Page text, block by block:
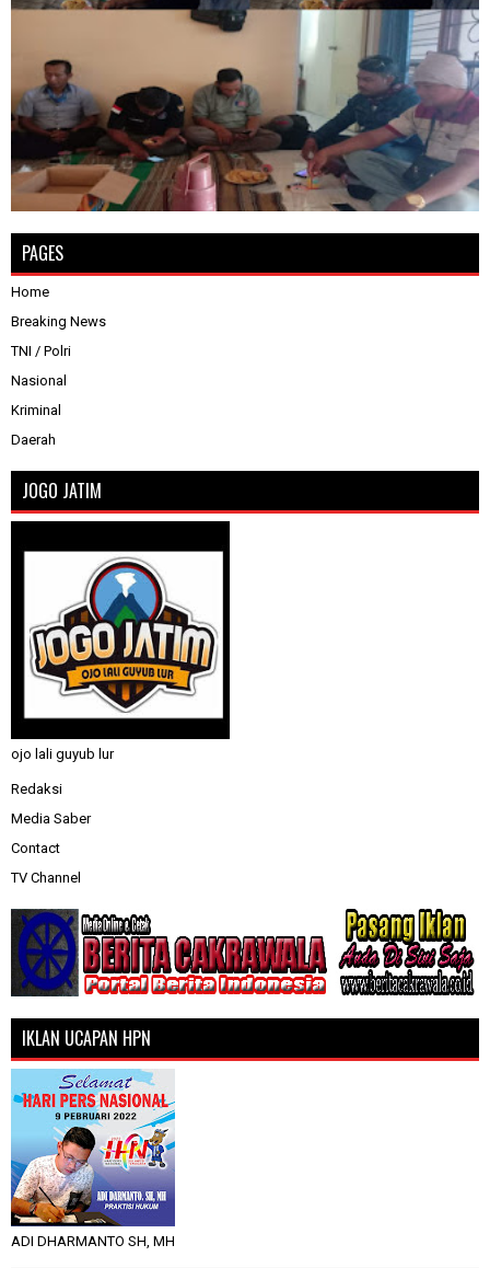
PAGES
Home
Breaking News
TNI / Polri
Nasional
Kriminal
Daerah
JOGO JATIM
ojo lali guyub lur
Redaksi
Media Saber
Contact
TV Channel
IKLAN UCAPAN HPN
ADI DHARMANTO SH, MH